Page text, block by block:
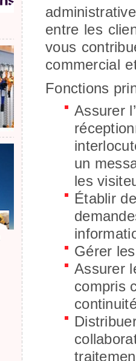
entre les
vous
commercial
Fonctions
Assurer
un
les
Établir
Gérer
Assurer
compris